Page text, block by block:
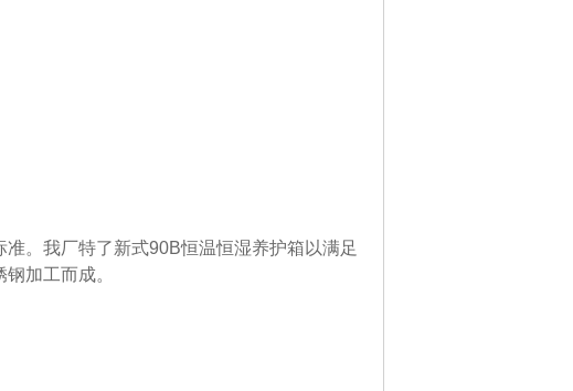
。我厂特了新式90B恒温恒湿养护箱以满足
加工而成。